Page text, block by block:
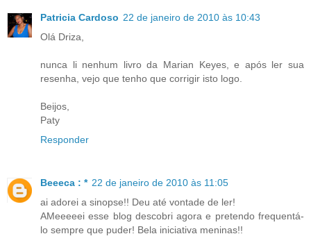
Patricia Cardoso 22 de janeiro de 2010 às 10:43
Olá Driza,
nunca li nenhum livro da Marian Keyes, e após ler sua
resenha, vejo que tenho que corrigir isto logo.
Beijos,
Paty
Responder
Beeeca : * 22 de janeiro de 2010 às 11:05
ai adorei a sinopse!! Deu até vontade de ler!
AMeeeeei esse blog descobri agora e pretendo frequentá-
lo sempre que puder! Bela iniciativa meninas!!